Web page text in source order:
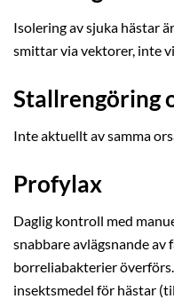
Isolering av sjuka hästar
smittar via vektorer, inte
Stallrengöring
Inte aktuellt av samma
Profylax
Daglig kontroll med
snabbare avlägsnande av
borreliabakterier
insektsmedel för hästar